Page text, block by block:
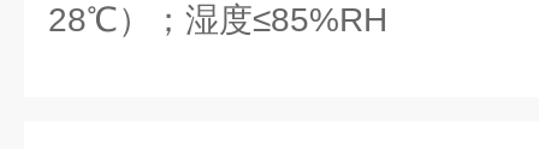
28℃）；湿度≤85%RH